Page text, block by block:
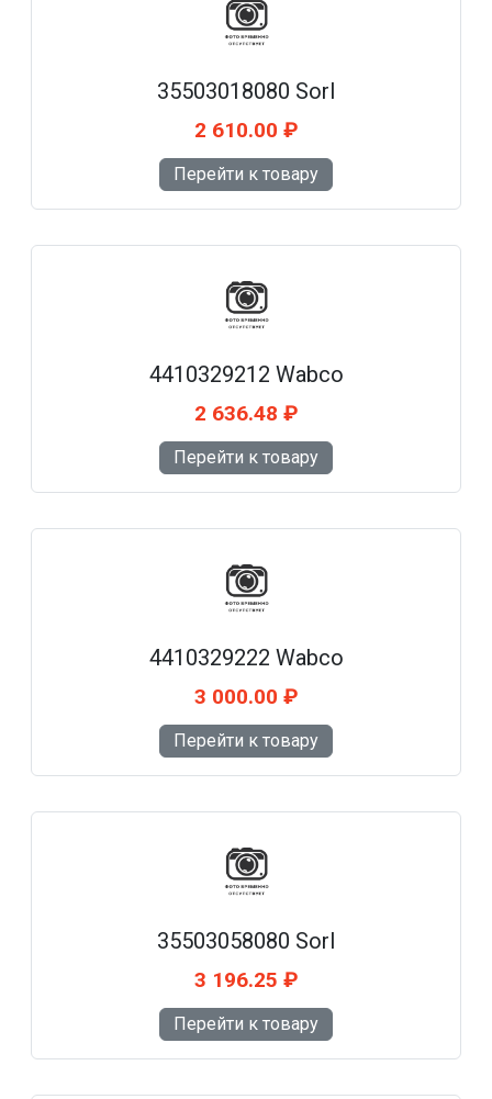
35503018080 Sorl
2 610.00 ₽
Перейти к товару
4410329212 Wabco
2 636.48 ₽
Перейти к товару
4410329222 Wabco
3 000.00 ₽
Перейти к товару
35503058080 Sorl
3 196.25 ₽
Перейти к товару